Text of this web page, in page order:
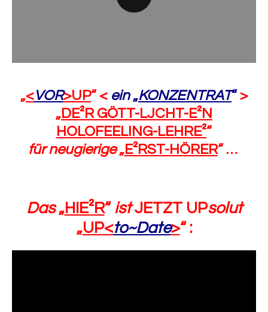
„<VOR>UP“ < ein „KONZENTRAT“ >
„DE²R GÖTT-LJCHT-E²N
HOLOFEELING-LEHRE²“
für neugierige„E²RST-HÖRER“ …
Das„HIE²R“ istJETZT UPsolut
„UP<to~Date>“ :